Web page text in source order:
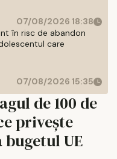
07/08/2026 18:38
în risc de abandon
care
07/08/2026 15:35
de 100 de
privește
UE